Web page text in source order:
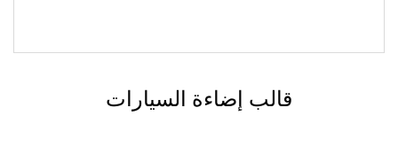
قالب قطع غيار السيارات بحقن